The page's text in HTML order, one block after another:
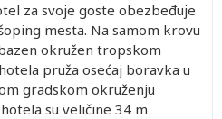
za svoje goste obezbeđuje
mesta. Na samom krovu
okružen tropskom
pruža osećaj boravka u
gradskom okruženju
su veličine 34 m